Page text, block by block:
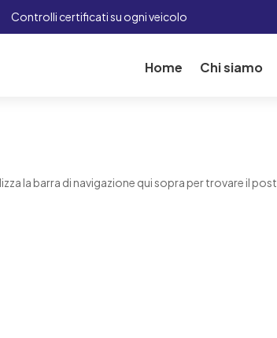
Controlli certificati su ogni veicolo
Home Chi siamo
la barra di navigazione qui sopra per trovare il post.